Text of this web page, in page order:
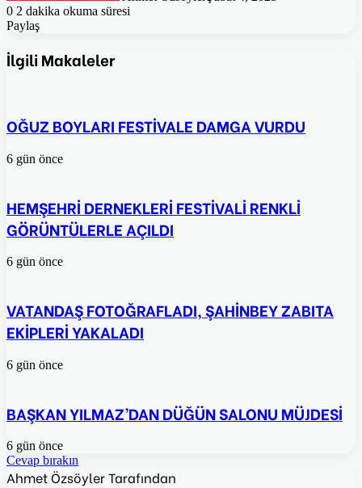
0 2 dakika okuma süresi
Paylaş
Posta
ile
İlgili Makaleler
OĞUZ BOYLARI FESTİVALE DAMGA VURDU
6 gün önce
HEMŞEHRİ DERNEKLERİ FESTİVALİ RENKLİ
GÖRÜNTÜLERLE AÇILDI
6 gün önce
VATANDAŞ FOTOĞRAFLADI, ŞAHİNBEY ZABITA
EKİPLERİ YAKALADI
6 gün önce
BAŞKAN YILMAZ’DAN DÜĞÜN SALONU MÜJDESİ
6 gün önce
Cevap bırakın
Ahmet Özsöyler Tarafından